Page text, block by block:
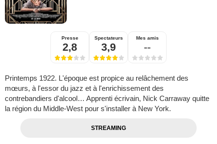
Presse
2,8
Spectateurs
3,9
Mes amis
--
Printemps 1922. L'époque est propice au relâchement des
mœurs, à l'essor du jazz et à l'enrichissement des
contrebandiers d'alcool… Apprenti écrivain, Nick Carraway quitte
la région du Middle-West pour s'installer à New York.
STREAMING